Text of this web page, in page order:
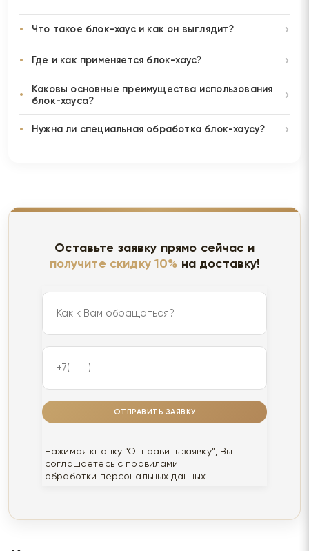
Что такое блок-хаус и как он выглядит?
Где и как применяется блок-хаус?
Каковы основные преимущества использования
блок-хауса?
Нужна ли специальная обработка блок-хаусу?
Оставьте заявку прямо сейчас и
получите скидку 10% на доставку!
ОТПРАВИТЬ ЗАЯВКУ
Нажимая кнопку “Отправить заявку”, Вы
соглашаетесь с правилами
обработки персональных данных